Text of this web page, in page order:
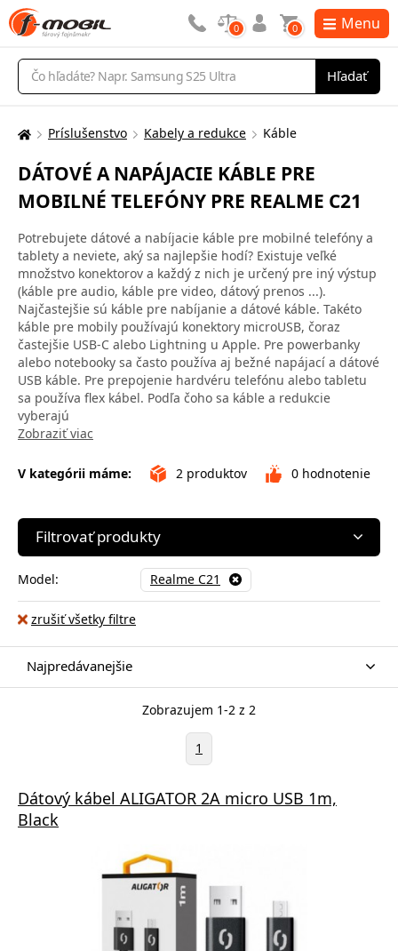
Vyhľadávanie
Hľadať
0 0 Menu
Tu
nachádzate:
Príslušenstvo Kabely a redukce Káble
DÁTOVÉ A NAPÁJACIE KÁBLE PRE
MOBILNÉ TELEFÓNY PRE REALME C21
Potrebujete dátové a nabíjacie káble pre mobilné telefóny a
tablety a neviete, aký sa najlepšie hodí? Existuje veľké
množstvo konektorov a každý z nich je určený pre iný výstup
(káble pre audio, káble pre video, dátový prenos ...).
Najčastejšie sú káble pre nabíjanie a dátové káble. Takéto
káble pre mobily používajú konektory microUSB, čoraz
častejšie USB-C alebo Lightning u Apple. Pre powerbanky
alebo notebooky sa často používa aj bežné napájací a dátové
USB káble. Pre prepojenie hardvéru telefónu alebo tabletu
sa používa flex kábel. Podľa čoho sa káble a redukcie
vyberajú
Zobraziť viac
V kategórii máme: 2 produktov 0 hodnotenie
Filtrovať produkty
Model: Realme C21
zrušiť všetky filtre
Najpredávanejšie
Zobrazujem 1-2 z 2
1
Dátový kábel ALIGATOR 2A micro USB 1m,
Black